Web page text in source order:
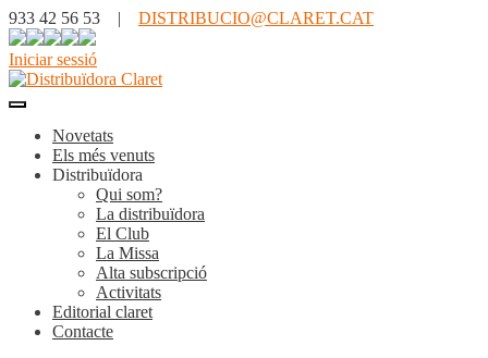
933 42 56 53 | DISTRIBUCIO@CLARET.CAT
Iniciar sessió
Novetats
Els més venuts
Distribuïdora
Qui som?
La distribuïdora
El Club
La Missa
Alta subscripció
Activitats
Editorial claret
Contacte